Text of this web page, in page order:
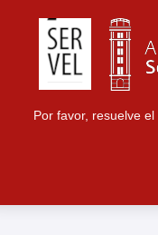
Por favor, resuelve